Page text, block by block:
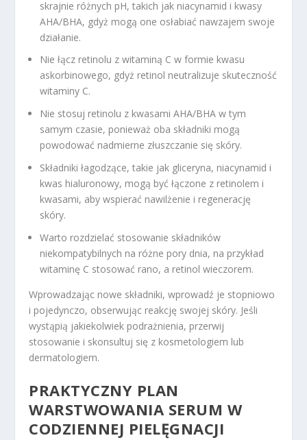
skrajnie różnych pH, takich jak niacynamid i kwasy
AHA/BHA, gdyż mogą one osłabiać nawzajem swoje
działanie.
Nie łącz retinolu z witaminą C w formie kwasu
askorbinowego, gdyż retinol neutralizuje skuteczność
witaminy C.
Nie stosuj retinolu z kwasami AHA/BHA w tym
samym czasie, ponieważ oba składniki mogą
powodować nadmierne złuszczanie się skóry.
Składniki łagodzące, takie jak gliceryna, niacynamid i
kwas hialuronowy, mogą być łączone z retinolem i
kwasami, aby wspierać nawilżenie i regenerację
skóry.
Warto rozdzielać stosowanie składników
niekompatybilnych na różne pory dnia, na przykład
witaminę C stosować rano, a retinol wieczorem.
Wprowadzając nowe składniki, wprowadź je stopniowo
i pojedynczo, obserwując reakcję swojej skóry. Jeśli
wystąpią jakiekolwiek podrażnienia, przerwij
stosowanie i skonsultuj się z kosmetologiem lub
dermatologiem.
PRAKTYCZNY PLAN
WARSTWOWANIA SERUM W
CODZIENNEJ PIELĘGNACJI